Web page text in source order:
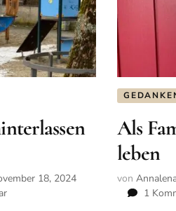
18, 2024
zu
Als
leben
von
1